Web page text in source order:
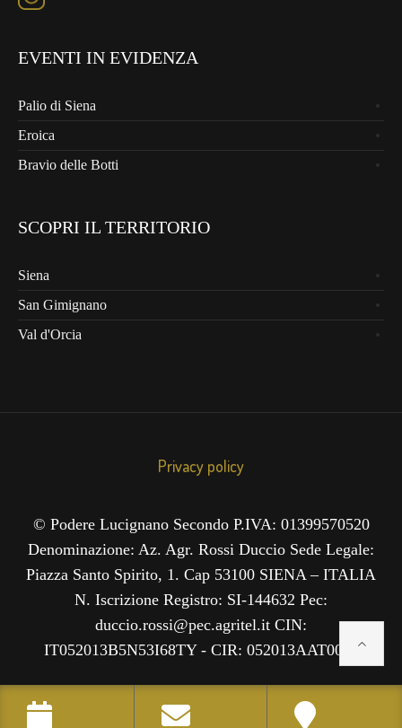
EVENTI IN EVIDENZA
Palio di Siena
Eroica
Bravio delle Botti
SCOPRI IL TERRITORIO
Siena
San Gimignano
Val d'Orcia
Privacy policy
© Podere Lucignano Secondo P.IVA: 01399570520
Denominazione: Az. Agr. Rossi Duccio Sede Legale:
Piazza Santo Spirito, 1. Cap 53100 SIENA – ITALIA
N. Iscrizione Registro: SI-144632 Pec:
duccio.rossi@pec.agritel.it CIN:
IT052013B5N53I68TY - CIR: 052013AAT0035